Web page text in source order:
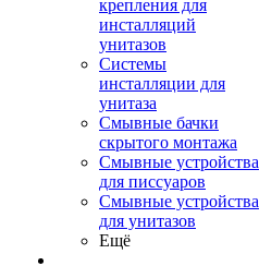
крепления для
инсталляций
унитазов
Системы
инсталляции для
унитаза
Смывные бачки
скрытого монтажа
Смывные устройства
для писсуаров
Смывные устройства
для унитазов
Ещё